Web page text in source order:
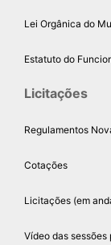
Lei Orgânica do
Estatuto do
Licitações
Regulamentos
Cotações
Licitações (em
Vídeo das sessões